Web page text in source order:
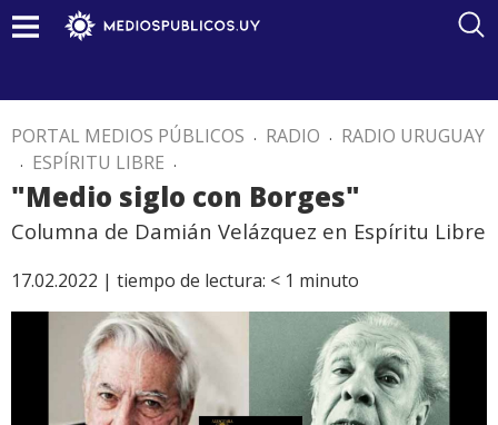
PORTAL MEDIOS PÚBLICOS . RADIO . RADIO URUGUAY
. ESPÍRITU LIBRE .
"Medio siglo con Borges"
Columna de Damián Velázquez en Espíritu Libre
17.02.2022 | tiempo de lectura: < 1 minuto